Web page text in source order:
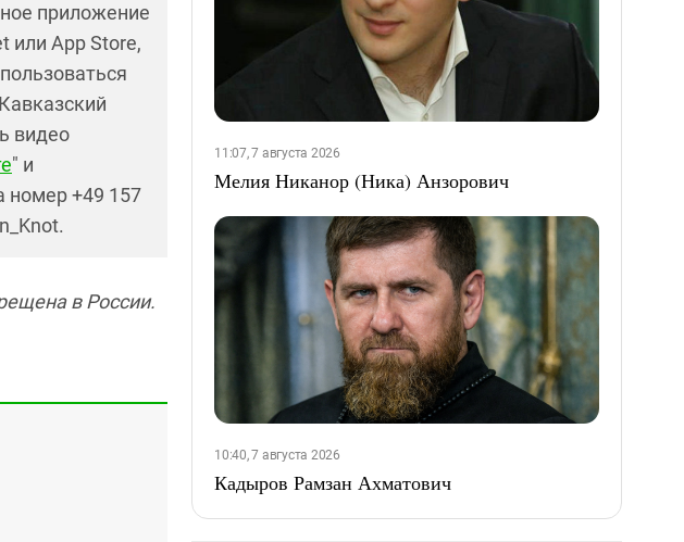
приложение
или App Store,
видео
" и
номер +49 157
в России.
11:07, 7 августа 2026
Мелия Никанор (Ника) Анзорович
10:40, 7 августа 2026
Кадыров Рамзан Ахматович